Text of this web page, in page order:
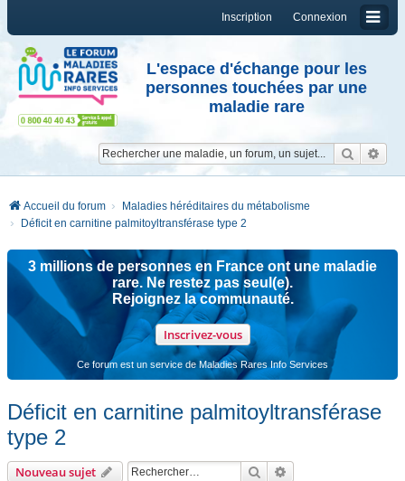
Connexion
Inscription
L'espace d'échange pour les
personnes touchées par une
maladie rare
Accueil du forum
Maladies héréditaires du métabolisme
Déficit en carnitine palmitoyltransférase type 2
3 millions de personnes en France ont une maladie
rare. Ne restez pas seul(e).
Rejoignez la communauté.
Inscrivez-vous
Ce forum est un service de Maladies Rares Info Services
Déficit en carnitine palmitoyltransférase
type 2
Nouveau sujet Rechercher